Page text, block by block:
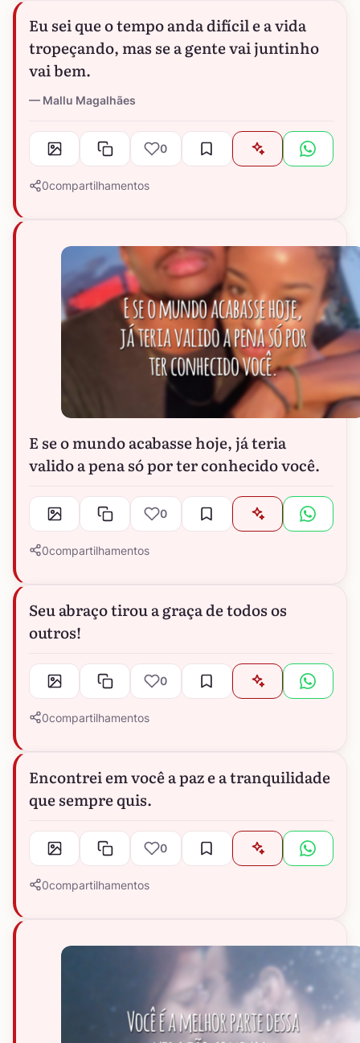
Eu sei que o tempo anda difícil e a vida
tropeçando, mas se a gente vai juntinho
vai bem.
Mallu Magalhães
0
0compartilhamentos
E se o mundo acabasse hoje, já teria
valido a pena só por ter conhecido você.
0
0compartilhamentos
Seu abraço tirou a graça de todos os
outros!
0
0compartilhamentos
Encontrei em você a paz e a tranquilidade
que sempre quis.
0
0compartilhamentos